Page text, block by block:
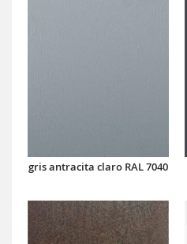
gris antracita claro RAL 7040